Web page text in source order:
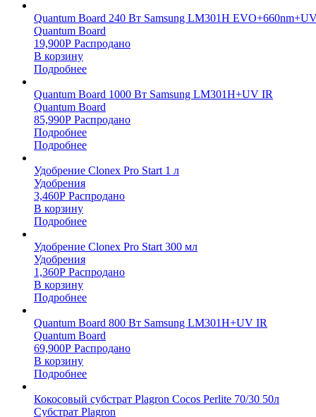
Quantum Board 240 Вт Samsung LM301H
Quantum Board
19,900Р Распродано
В корзину
Подробнее
Quantum Board 1000 Вт Samsung LM301H+UV IR
Quantum Board
85,990Р Распродано
Подробнее
Подробнее
Удобрение Clonex Pro Start 1 л
Удобрения
3,460Р Распродано
В корзину
Подробнее
Удобрение Clonex Pro Start 300 мл
Удобрения
1,360Р Распродано
В корзину
Подробнее
Quantum Board 800 Вт Samsung LM301H+UV IR
Quantum Board
69,900Р Распродано
В корзину
Подробнее
Кокосовый субстрат Plagron Cocos Perlite 70/30 50л
Субстрат Plagron